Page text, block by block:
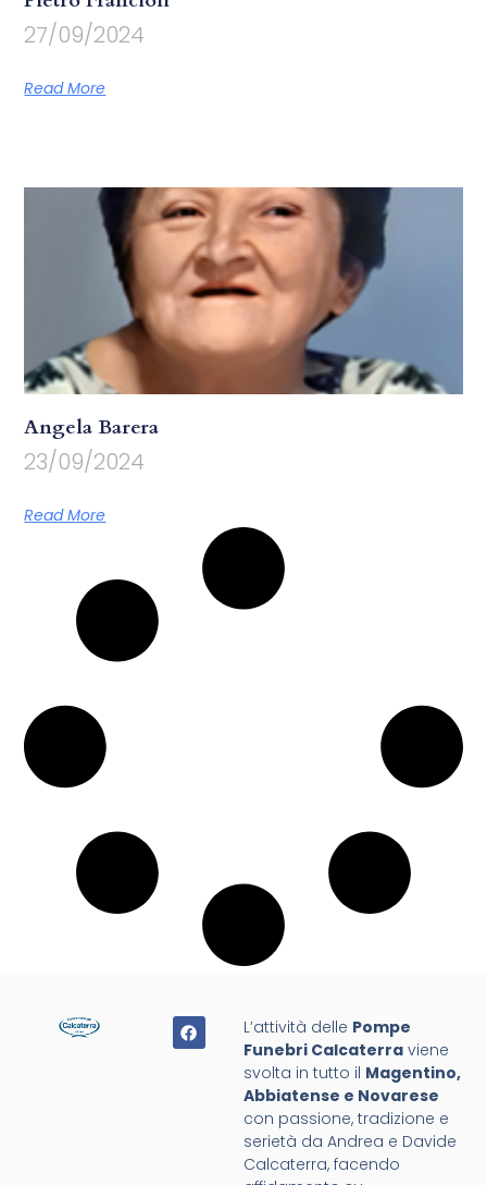
27/09/2024
Read More
Angela Barera
23/09/2024
Read More
L’attività delle Pompe
Funebri Calcaterra viene
svolta in tutto il Magentino,
Abbiatense e Novarese
con passione, tradizione e
serietà da Andrea e Davide
Calcaterra, facendo